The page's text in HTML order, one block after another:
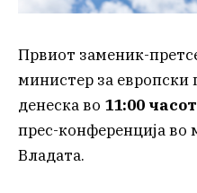
Првиот заменик-
министер за
денеска во 11:00 часот
прес-конференција
Владата.